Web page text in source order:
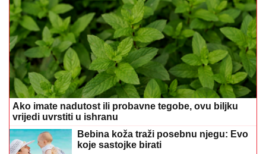
Ako imate nadutost ili probavne tegobe, ovu biljku
vrijedi uvrstiti u ishranu
Bebina koža traži posebnu njegu: Evo
koje sastojke birati